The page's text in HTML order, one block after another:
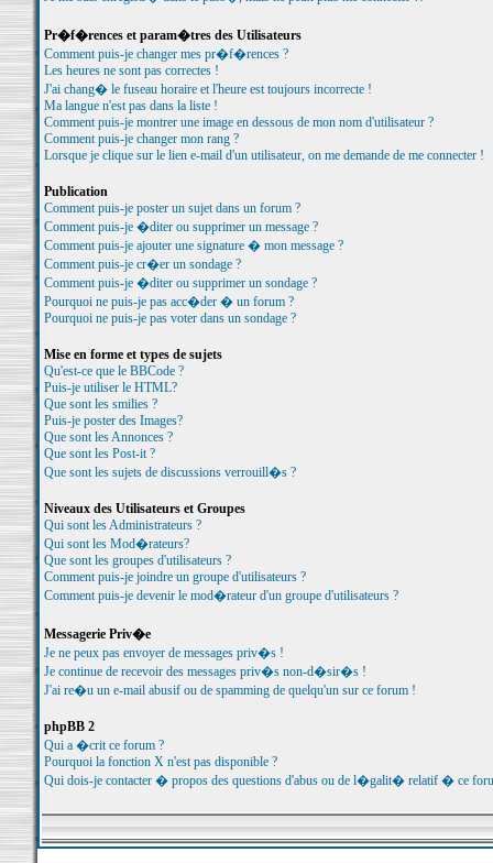
Pr�f�rences et param�tres des Utilisateurs
Comment puis-je changer mes pr�f�rences ?
Les heures ne sont pas correctes !
J'ai chang� le fuseau horaire et l'heure est toujours incorrecte !
Ma langue n'est pas dans la liste !
Comment puis-je montrer une image en dessous de mon nom d'utilisateur ?
Comment puis-je changer mon rang ?
Lorsque je clique sur le lien e-mail d'un utilisateur, on me demande de me connecter !
Publication
Comment puis-je poster un sujet dans un forum ?
Comment puis-je �diter ou supprimer un message ?
Comment puis-je ajouter une signature � mon message ?
Comment puis-je cr�er un sondage ?
Comment puis-je �diter ou supprimer un sondage ?
Pourquoi ne puis-je pas acc�der � un forum ?
Pourquoi ne puis-je pas voter dans un sondage ?
Mise en forme et types de sujets
Qu'est-ce que le BBCode ?
Puis-je utiliser le HTML?
Que sont les smilies ?
Puis-je poster des Images?
Que sont les Annonces ?
Que sont les Post-it ?
Que sont les sujets de discussions verrouill�s ?
Niveaux des Utilisateurs et Groupes
Qui sont les Administrateurs ?
Qui sont les Mod�rateurs?
Que sont les groupes d'utilisateurs ?
Comment puis-je joindre un groupe d'utilisateurs ?
Comment puis-je devenir le mod�rateur d'un groupe d'utilisateurs ?
Messagerie Priv�e
Je ne peux pas envoyer de messages priv�s !
Je continue de recevoir des messages priv�s non-d�sir�s !
J'ai re�u un e-mail abusif ou de spamming de quelqu'un sur ce forum !
phpBB 2
Qui a �crit ce forum ?
Pourquoi la fonction X n'est pas disponible ?
Qui dois-je contacter � propos des questions d'abus ou de l�galit� relatif � ce